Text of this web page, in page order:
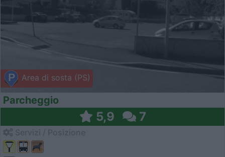
Area di sosta (PS)
Parcheggio
5,9 7